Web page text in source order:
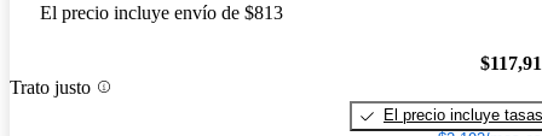
El precio incluye envío de $813
Trato justo
El precio incluye tasas